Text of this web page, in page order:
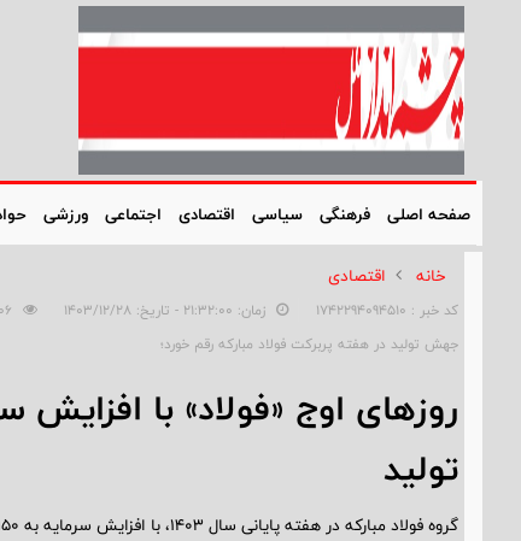
صفحه اصلی فرهنگی سیاسی اقتصادی اجتماعی ورزشی
خانه اقتصادی
کد خبر : 1742294094510 زمان: ۲۱:۳۲:۰۰ - تاریخ: ۱۴۰۳/۱۲/۲۸
جهش تولید در هفته پربرکت فولاد مبارکه رقم خورد؛
روزهای اوج «فولاد» با افزایش
تولید